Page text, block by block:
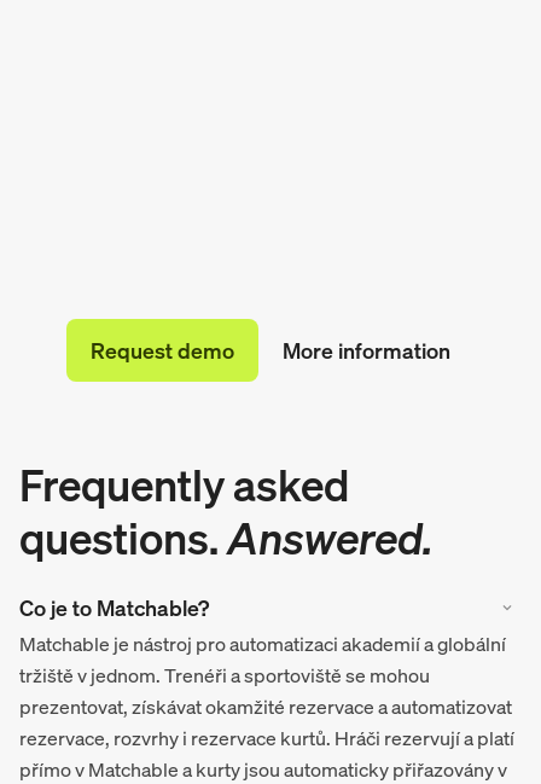
Request demo More information
Frequently asked
questions.Answered.
Co je to Matchable?
Matchable je nástroj pro automatizaci akademií a globální
tržiště v jednom. Trenéři a sportoviště se mohou
prezentovat, získávat okamžité rezervace a automatizovat
rezervace, rozvrhy i rezervace kurtů. Hráči rezervují a platí
přímo v Matchable a kurty jsou automaticky přiřazovány v